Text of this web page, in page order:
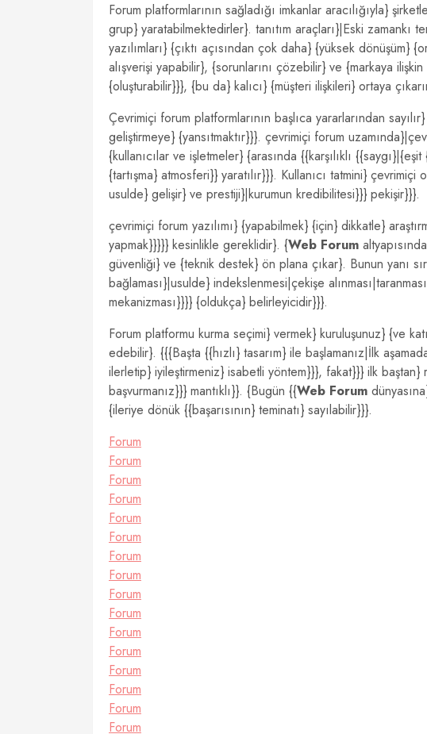
Forum platformlarının sağladığı imkanlar aracılığıyla}
grup} yaratabilmektedirler}. tanıtım araçları}|Eski zamankı
yazılımları} {çıktı açısından çok daha} {yüksek dönüşüm}
alışverişi yapabilir}, {sorunlarını çözebilir} ve {markaya
{oluşturabilir}}}, {bu da} kalıcı} {müşteri ilişkileri} ortaya
Çevrimiçi forum platformlarının başlıca yararlarından
geliştirmeye} {yansıtmaktır}}}. çevrimiçi forum
{kullanıcılar ve işletmeler} {arasında {{karşılıklı
{tartışma} atmosferi}} yaratılır}}}. Kullanıcı tatmini}
usulde} gelişir} ve prestiji}|kurumun kredibilitesi}}} pekişir}}}.
çevrimiçi forum yazılımı} {yapabilmek} {için} dikkatle}
yapmak}}}}} kesinlikle gereklidir}. {Web Forum
güvenliği} ve {teknik destek} ön plana çıkar}. Bunun yanı
bağlaması}|usulde} indekslenmesi|çekişe
mekanizması}}}} {oldukça} belirleyicidir}}}.
Forum platformu kurma seçimi} vermek} kuruluşunuz} {ve
edebilir}. {{{Başta {{hızlı} tasarım} ile başlamanız|İlk
ilerletip} iyileştirmeniz} isabetli yöntem}}}, fakat}}} ilk
başvurmanız}}} mantıklı}}. {Bugün {{Web Forum
{ileriye dönük {{başarısının} teminatı} sayılabilir}}}.
Forum
Forum
Forum
Forum
Forum
Forum
Forum
Forum
Forum
Forum
Forum
Forum
Forum
Forum
Forum
Forum